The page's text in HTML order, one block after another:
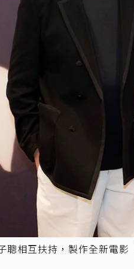
聰相互扶持，製作全新電